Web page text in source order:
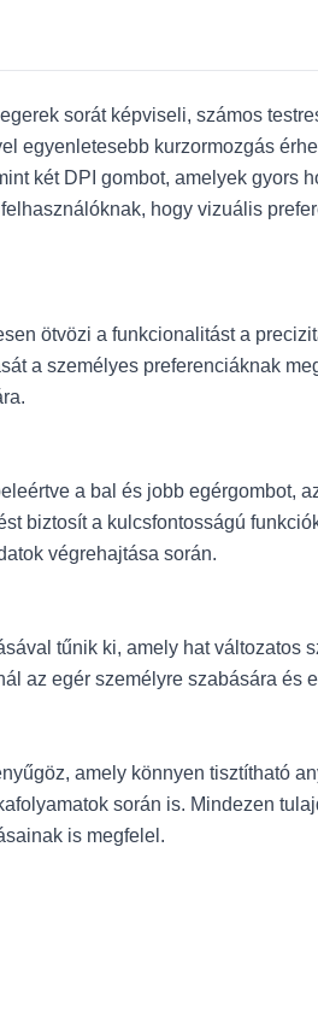
sorát képviseli, számos
egyenletesebb kurzormozgás
két DPI gombot, amelyek
hogy vizuális
ötvözi a funkcionalitást a
a személyes preferenciáknak
a bal és jobb egérgombot,
biztosít a kulcsfontosságú
végrehajtása során.
tűnik ki, amely hat változatos
az egér személyre szabására és
amely könnyen tisztítható
során is. Mindezen
is megfelel.